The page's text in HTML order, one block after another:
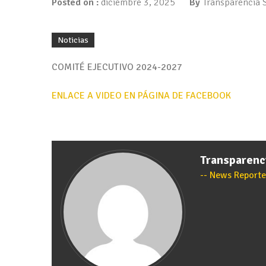
Posted on : diciembre 3, 2025 By Transparencia
Noticias
COMITÉ EJECUTIVO 2024-2027
ENLACE A VIDEO EN PÁGINA DE FACEBOOK
News